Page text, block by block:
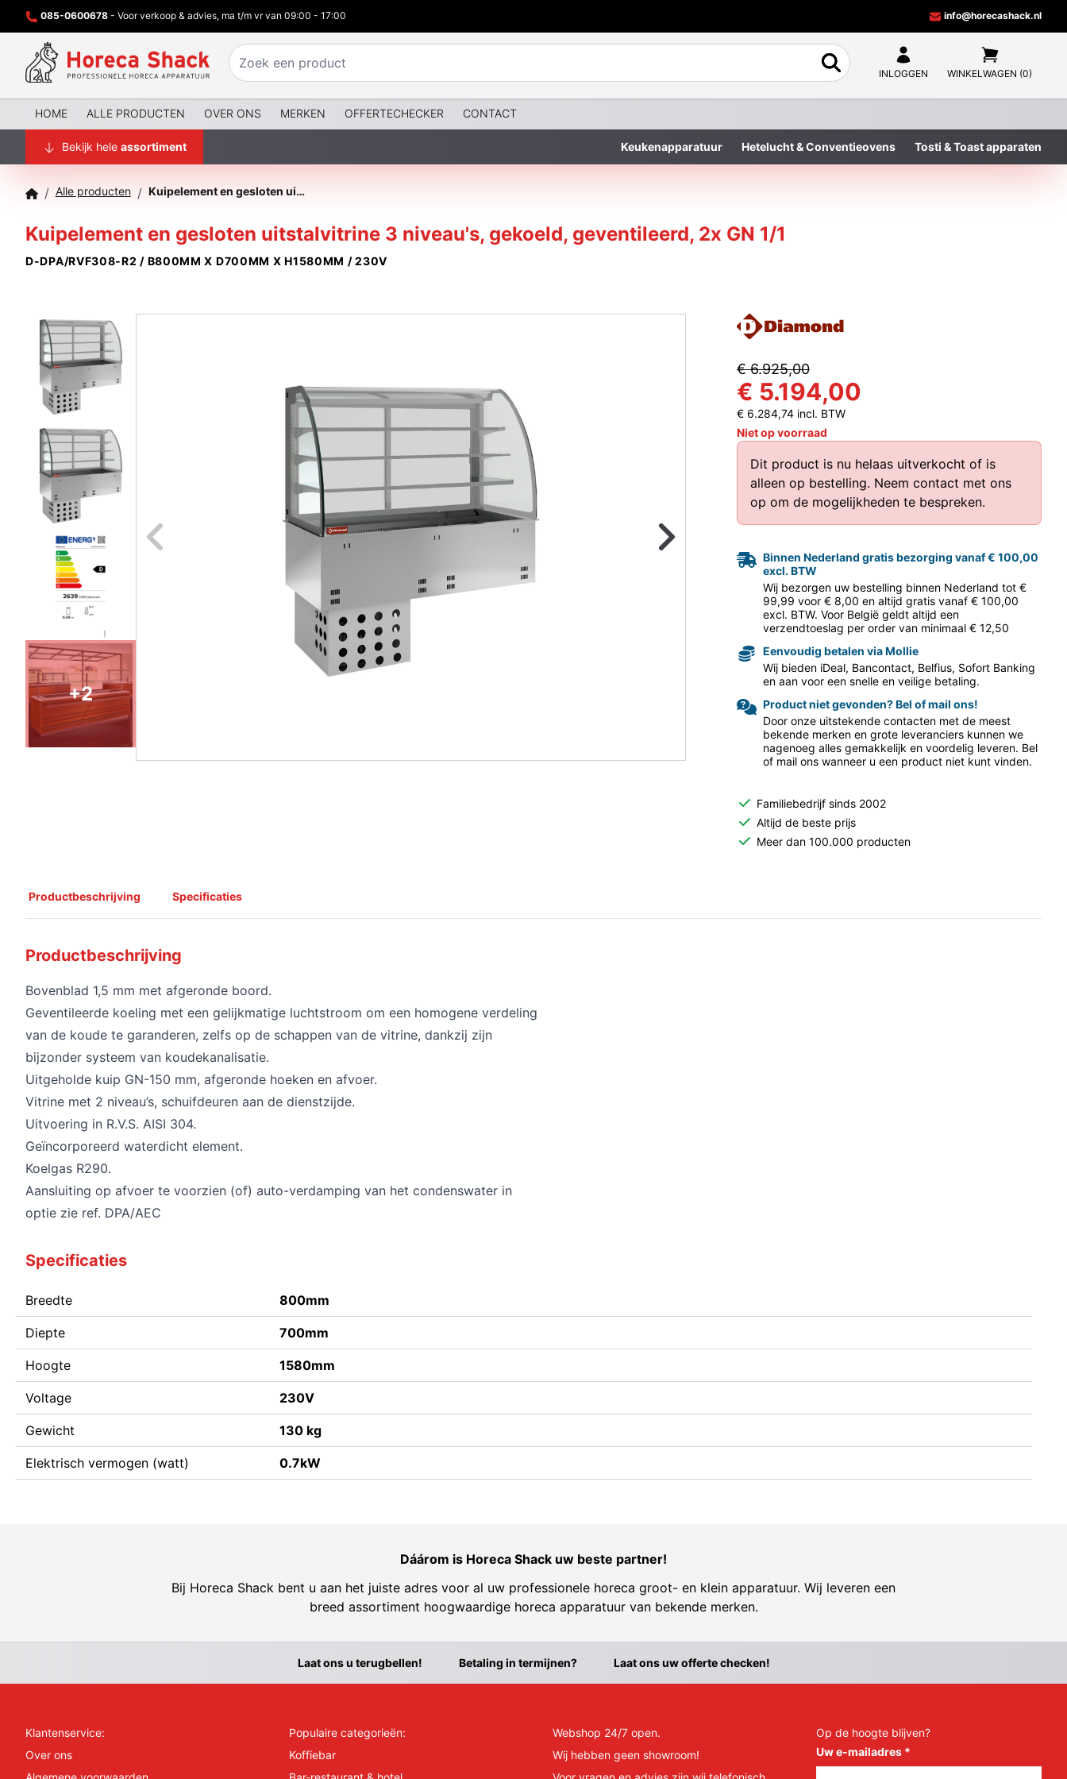
085-0600678 - Voor verkoop & advies, ma t/m vr van 09:00 - 17:00 info@horecashack.nl
INLOGGEN WINKELWAGEN (0)
HOME ALLE PRODUCTEN OVER ONS MERKEN OFFERTECHECKER CONTACT
Bekijk hele assortiment Keukenapparatuur Hetelucht & Conventieovens Tosti & Toast apparaten
/ Alle producten / Kuipelement en gesloten uitstalvitrine 3 niveau's, gekoeld, geventileerd, 2x GN 1/1
Kuipelement en gesloten uitstalvitrine 3 niveau's, gekoeld, geventileerd, 2x GN 1/1
D-DPA/RVF308-R2 / B800MM X D700MM X H1580MM / 230V
+2
Naar vorige foto Naar volgende
€ 6.925,00
€ 5.194,00
€ 6.284,74 incl. BTW
Niet op voorraad
Dit product is nu helaas uitverkocht of is
alleen op bestelling. Neem contact met ons
op om de mogelijkheden te bespreken.
Binnen Nederland gratis bezorging vanaf € 100,00
excl. BTW
Wij bezorgen uw bestelling binnen Nederland tot €
99,99 voor € 8,00 en altijd gratis vanaf € 100,00
excl. BTW. Voor België geldt altijd een
verzendtoeslag per order van minimaal € 12,50
Eenvoudig betalen via Mollie
Wij bieden iDeal, Bancontact, Belfius, Sofort Banking
en aan voor een snelle en veilige betaling.
Product niet gevonden? Bel of mail ons!
Door onze uitstekende contacten met de meest
bekende merken en grote leveranciers kunnen we
nagenoeg alles gemakkelijk en voordelig leveren. Bel
of mail ons wanneer u een product niet kunt vinden.
Familiebedrijf sinds 2002
Altijd de beste prijs
Meer dan 100.000 producten
Productbeschrijving Specificaties
Productbeschrijving
Bovenblad 1,5 mm met afgeronde boord.
Geventileerde koeling met een gelijkmatige luchtstroom om een homogene verdeling
van de koude te garanderen, zelfs op de schappen van de vitrine, dankzij zijn
bijzonder systeem van koudekanalisatie.
Uitgeholde kuip GN-150 mm, afgeronde hoeken en afvoer.
Vitrine met 2 niveau’s, schuifdeuren aan de dienstzijde.
Uitvoering in R.V.S. AISI 304.
Geïncorporeerd waterdicht element.
Koelgas R290.
Aansluiting op afvoer te voorzien (of) auto-verdamping van het condenswater in
optie zie ref. DPA/AEC
Specificaties
Breedte 800mm
Diepte 700mm
Hoogte 1580mm
Voltage 230V
Gewicht 130 kg
Elektrisch vermogen (watt) 0.7kW
Dáárom is Horeca Shack uw beste partner!
Bij Horeca Shack bent u aan het juiste adres voor al uw professionele horeca groot- en klein apparatuur. Wij leveren een
breed assortiment hoogwaardige horeca apparatuur van bekende merken.
Laat ons u terugbellen! Betaling in termijnen? Laat ons uw offerte checken!
Klantenservice:
Over ons
Populaire categorieën:
Koffiebar
Webshop 24/7 open.
Wij hebben geen showroom!
Op de hoogte blijven?
Uw e-mailadres *